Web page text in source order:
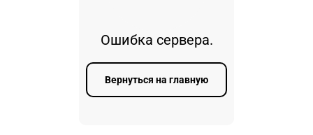
Ошибка сервера.
Вернуться на главную